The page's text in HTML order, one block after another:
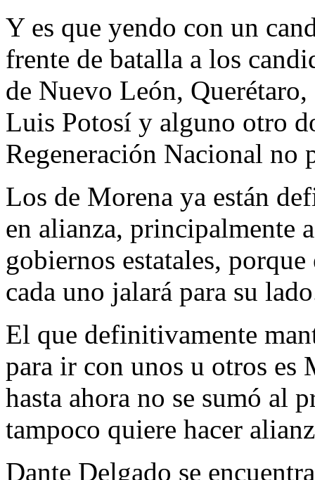
Y es que yendo con un
frente de batalla a los
de Nuevo León,
Luis Potosí y alguno otro
Regeneración Nacional no
Los de Morena ya están
en alianza, principalmente
gobiernos estatales,
cada uno jalará para su
El que definitivamente
para ir con unos u otros
hasta ahora no se sumó al
tampoco quiere hacer
Dante Delgado se